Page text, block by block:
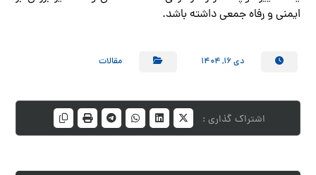
ایمنی و رفاه جمعی داشته باشد.
دی ۱۶, ۱۴۰۴ مقالات